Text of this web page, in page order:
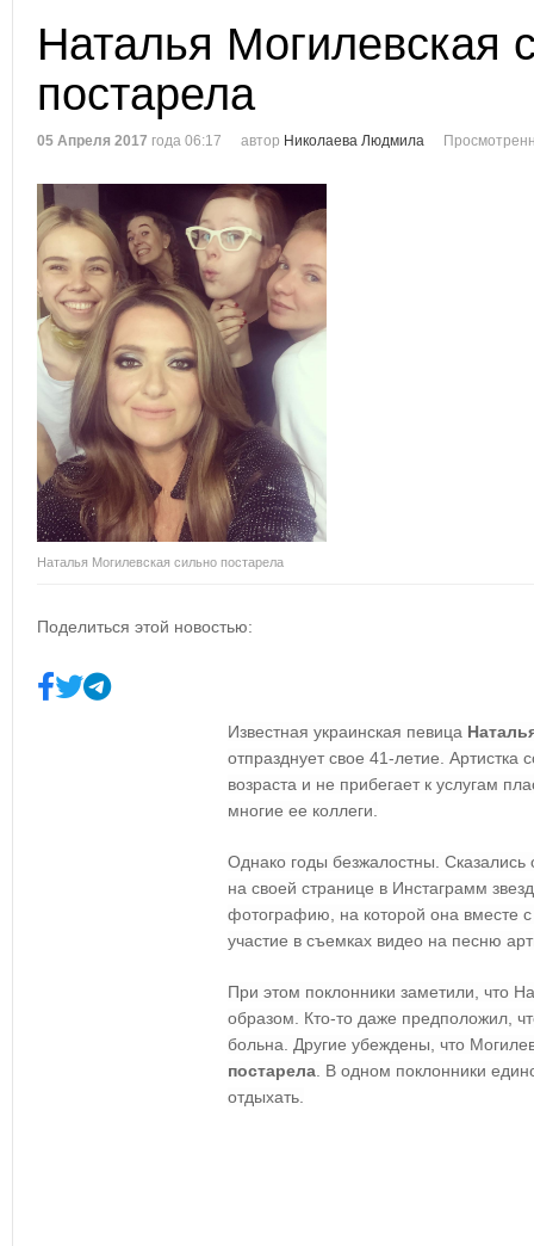
Наталья Могилевская
постарела
05 Апреля 2017 года 06:17 автор Николаева Людмила
Наталья Могилевская сильно постарела
Поделиться этой новостью:
Известная украинская певица
отпразднует свое 41-летие. Артистка
возраста и не прибегает к услугам
многие ее коллеги.
Однако годы безжалостны.
на своей странице в Инстаграмм
фотографию, на которой она вместе
участие в съемках видео на песню
При этом поклонники заметили, что
образом. Кто-то даже предположил,
больна. Другие убеждены, что
постарела . В одном поклонники
отдыхать.